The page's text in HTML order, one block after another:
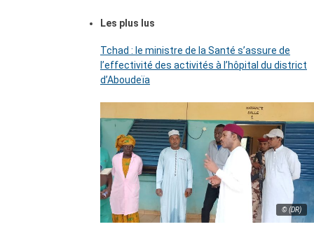
Les plus lus
Tchad : le ministre de la Santé s’assure de
l’effectivité des activités à l’hôpital du district
d’Aboudeïa
© (DR)